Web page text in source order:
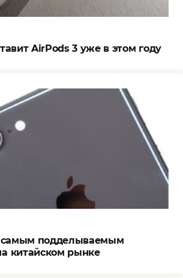
AirPods 3 уже в этом году
самым подделываемым
китайском рынке